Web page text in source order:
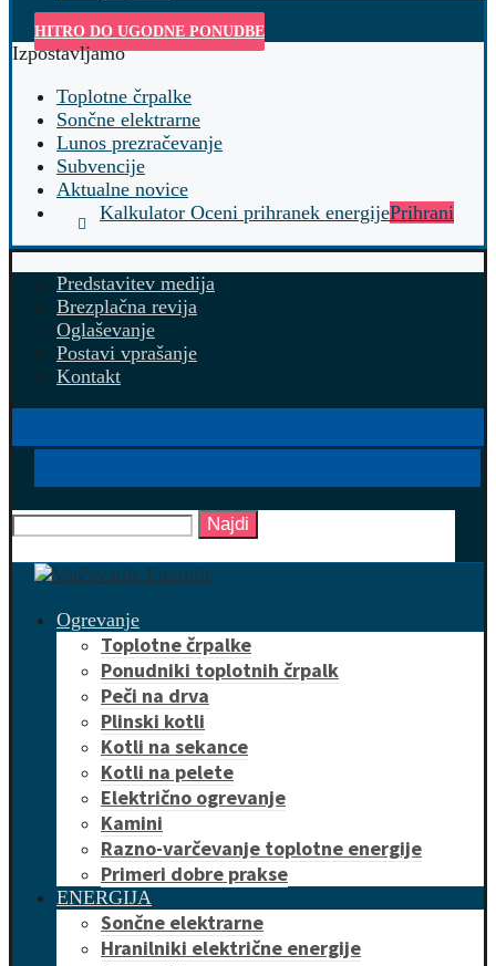
HITRO DO UGODNE PONUDBE
Izpostavljamo
Toplotne črpalke
Sončne elektrarne
Lunos prezračevanje
Subvencije
Aktualne novice
Kalkulator Oceni prihranek energijePrihrani
Predstavitev medija
Brezplačna revija
Oglaševanje
Postavi vprašanje
Kontakt
Najdi
Ogrevanje
Toplotne črpalke
Ponudniki toplotnih črpalk
Peči na drva
Plinski kotli
Kotli na sekance
Kotli na pelete
Električno ogrevanje
Kamini
Razno-varčevanje toplotne energije
Primeri dobre prakse
ENERGIJA
Sončne elektrarne
Hranilniki električne energije